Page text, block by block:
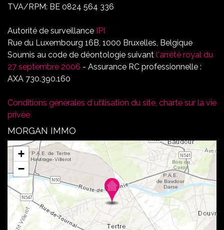
TVA/RPM: BE 0824 564 336
Autorité de surveillance IPI
Rue du Luxembourg 16B, 1000 Bruxelles, Belgique
Soumis au code de déontologie suivant l'arrêté royal du
27 septembre 2006 - Assurance RC professionnelle :
AXA 730.390.160
Conditions générales d´utilisation du site, charte sur la vie
privée
MORGAN IMMO
+
−